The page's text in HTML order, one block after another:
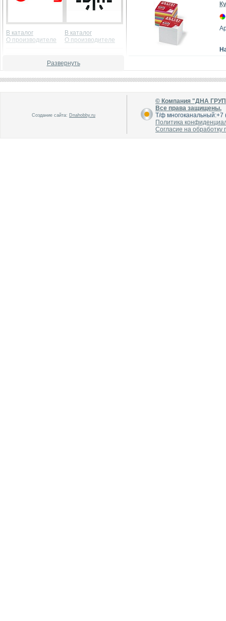
В каталог
О производителе
В каталог
О производителе
Развернуть
Создание сайта: Dnahobby.ru
© Компания "ДНА
Все права защищены.
Т/ф
Политика
Согласие на